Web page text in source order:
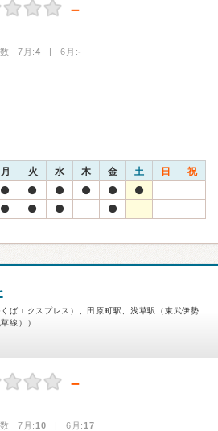
－
数 7月:4 | 6月:-
月 火 水 木 金 土 日 祝
ばエクスプレス）、田原町駅、浅草駅（東武伊勢
線））
－
数 7月:10 | 6月:17